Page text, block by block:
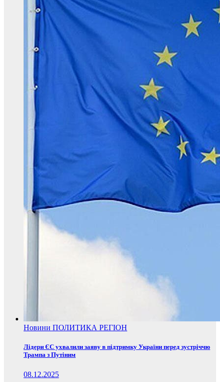
Новини ПОЛИТИКА РЕГІОН
Лідери ЄС ухвалили заяву в підтримку України перед зустріччю
Трампа з Путіним
08.12.2025